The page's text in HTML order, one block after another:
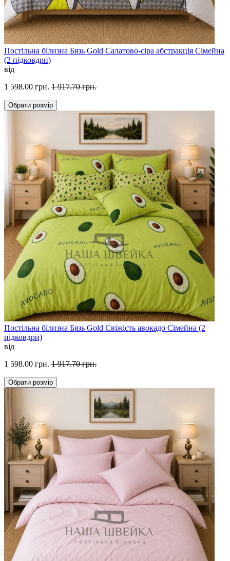
Постільна білизна Бязь Gold Салатово-сіра абстракція Сімейна
(2 підковдри)
від
1 598.00 грн. 1 917.70 грн.
Обрати розмір
Постільна білизна Бязь Gold Свіжість авокадо Сімейна (2
підковдри)
від
1 598.00 грн. 1 917.70 грн.
Обрати розмір